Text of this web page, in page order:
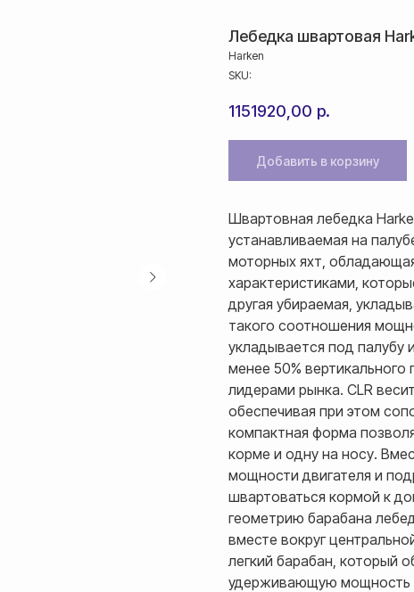
Лебедка швартовая
Harken
SKU:
1151920,00 р.
Добавить в корзину
Швартовная лебедка
устанавливаемая на
моторных яхт,
характеристиками,
другая убираемая,
такого соотношения
укладывается под палубу
менее 50%
лидерами рынка. CLR
обеспечивая при этом
компактная форма
корме и одну на носу.
мощности двигателя и
швартоваться кормой к
геометрию барабана
вместе вокруг
легкий барабан, который
удерживающую мощность